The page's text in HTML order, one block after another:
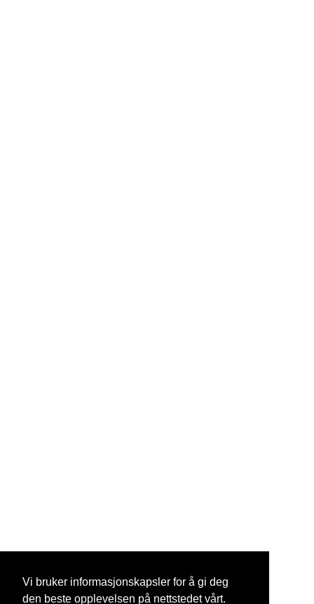
Vi bruker informasjonskapsler for å gi deg
den beste opplevelsen på nettstedet vårt.